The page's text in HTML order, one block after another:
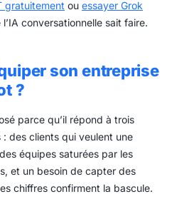
gratuitement ou essayer Grok
conversationnelle sait faire.
son entreprise
?
parce qu’il répond à trois
: des clients qui veulent une
équipes saturées par les
et un besoin de capter des
chiffres confirment la bascule.